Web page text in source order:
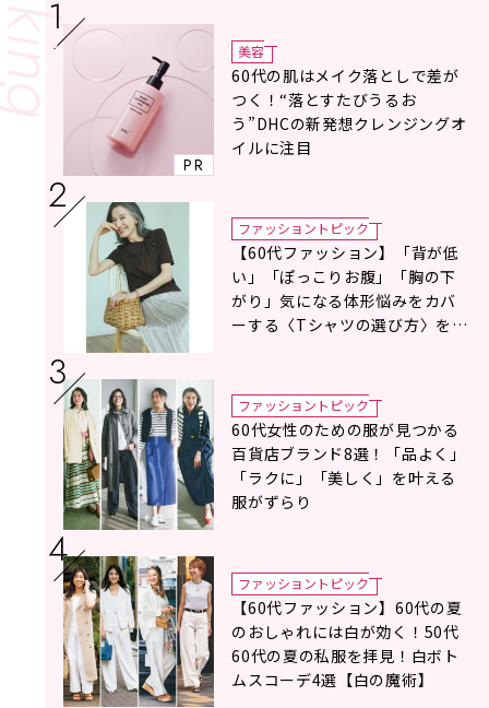
PR
美容
60代の肌はメイク落としで差が
つく！“落とすたびうるお
う”DHCの新発想クレンジングオ
イルに注目
ファッショントピック
【60代ファッション】「背が低
い」「ぽっこりお腹」「胸の下
がり」気になる体形悩みをカバ
ーする〈Tシャツの選び方〉をス
ファッショントピック
60代女性のための服が見つかる
百貨店ブランド8選！「品よく」
「ラクに」「美しく」を叶える
服がずらり
ファッショントピック
【60代ファッション】60代の夏
のおしゃれには白が効く！50代
60代の夏の私服を拝見！白ボト
ムスコーデ4選【白の魔術】